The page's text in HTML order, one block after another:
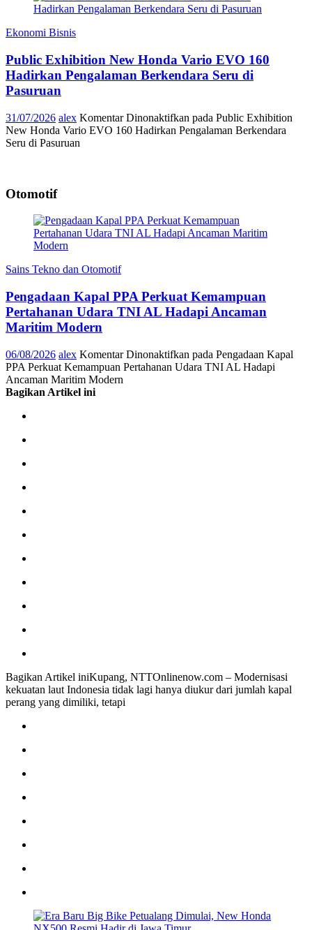
Ekonomi Bisnis
Public Exhibition New Honda Vario EVO 160
Hadirkan Pengalaman Berkendara Seru di
Pasuruan
31/07/2026 alex Komentar Dinonaktifkan pada Public Exhibition
New Honda Vario EVO 160 Hadirkan Pengalaman Berkendara
Seru di Pasuruan
Otomotif
Sains Tekno dan Otomotif
Pengadaan Kapal PPA Perkuat Kemampuan
Pertahanan Udara TNI AL Hadapi Ancaman
Maritim Modern
06/08/2026 alex Komentar Dinonaktifkan pada Pengadaan Kapal
PPA Perkuat Kemampuan Pertahanan Udara TNI AL Hadapi
Ancaman Maritim Modern
Bagikan Artikel ini
Bagikan Artikel iniKupang, NTTOnlinenow.com – Modernisasi
kekuatan laut Indonesia tidak lagi hanya diukur dari jumlah kapal
perang yang dimiliki, tetapi